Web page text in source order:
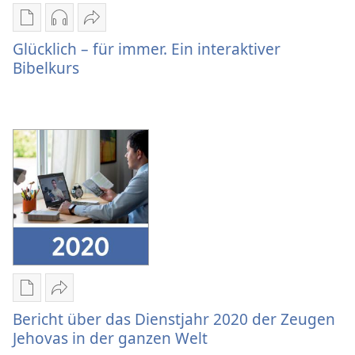
ganzen
Welt
Downloadoptionen
für
Veröffentlichungen
immer.
Ein
interaktiver
Bibelkurs
Downloadoptionen
für
Audio
immer.
Ein
interaktiver
Bibelkurs
Teilen
Glücklich
interaktiver
Bibelkurs
Glücklich – für immer. Ein interaktiver
Bibelkurs
Downloadoptionen
für
Veröffentlichungen
Teilen
Bericht
über
Bericht über das Dienstjahr 2020 der Zeugen
Jehovas in der ganzen Welt